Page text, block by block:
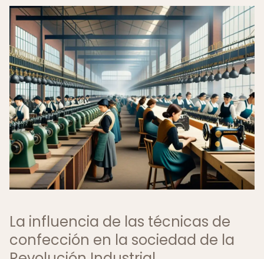
La influencia de las técnicas de
confección en la sociedad de la